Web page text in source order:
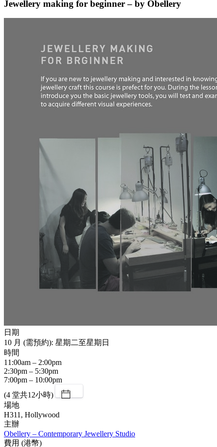
Jewellery making for beginner – by Obellery
日期
10 月 (需預約): 星期二至星期日
時間
11:00am – 2:00pm
2:30pm – 5:30pm
7:00pm – 10:00pm
(4 堂共12小時)
場地
H311, Hollywood
主辦
Obellery – Contemporary Jewellery Studio
費用 (港幣)